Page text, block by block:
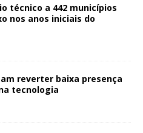
técnico a 442 municípios
nos anos iniciais do
reverter baixa presença
tecnologia